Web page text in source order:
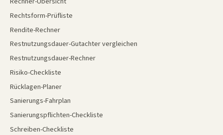
Rechtsform-Prüfliste
Rendite-Rechner
Restnutzungsdauer-Gutachter vergleichen
Restnutzungsdauer-Rechner
Risiko-Checkliste
Rücklagen-Planer
Sanierungs-Fahrplan
Sanierungspflichten-Checkliste
Schreiben-Checkliste